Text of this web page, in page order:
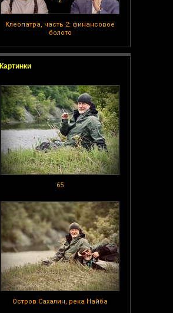
Клеопатра, часть 2: финансовое
болото
Картинки
65
Остров Сахалин, река Найба